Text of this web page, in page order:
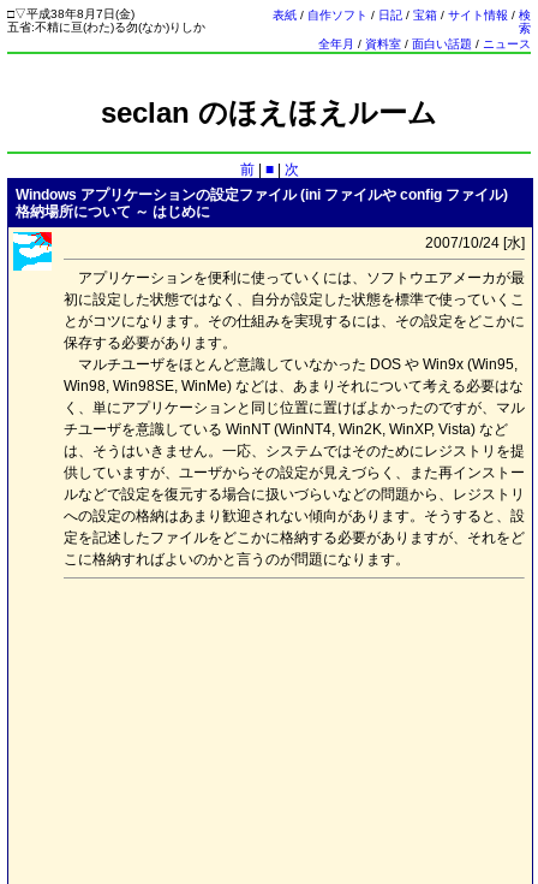
□▽平成38年8月7日(金)
五省:不精に亘(わた)る勿(なか)りしか
表紙 / 自作ソフト / 日記 / 宝箱 / サイト情報 / 検
索
全年月 / 資料室 / 面白い話題 / ニュース
seclan のほえほえルーム
前| ■|
次
Windows アプリケーションの設定ファイル (ini ファイルや config ファイル)
格納場所について ～ はじめに
2007/10/24 [水]
アプリケーションを便利に使っていくには、ソフトウエアメーカが最
初に設定した状態ではなく、自分が設定した状態を標準で使っていくこ
とがコツになります。その仕組みを実現するには、その設定をどこかに
保存する必要があります。
マルチユーザをほとんど意識していなかった DOS や Win9x (Win95,
Win98, Win98SE, WinMe) などは、あまりそれについて考える必要はな
く、単にアプリケーションと同じ位置に置けばよかったのですが、マル
チユーザを意識している WinNT (WinNT4, Win2K, WinXP, Vista) など
は、そうはいきません。一応、システムではそのためにレジストリを提
供していますが、ユーザからその設定が見えづらく、また再インストー
ルなどで設定を復元する場合に扱いづらいなどの問題から、レジストリ
への設定の格納はあまり歓迎されない傾向があります。そうすると、設
定を記述したファイルをどこかに格納する必要がありますが、それをど
こに格納すればよいのかと言うのが問題になります。